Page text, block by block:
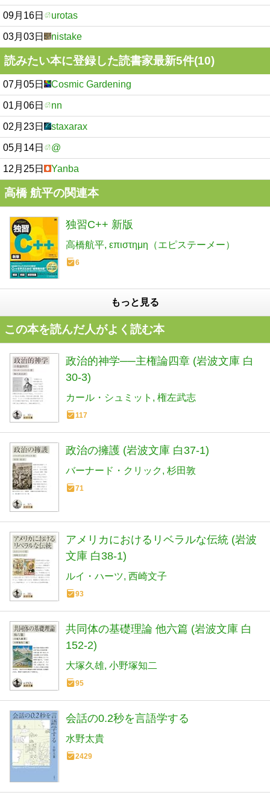
09月16日 urotas
03月03日 nistake
読みたい本に登録した読書家最新5件(10)
07月05日 Cosmic Gardening
01月06日 nn
02月23日 staxarax
05月14日 @
12月25日 Yanba
高橋 航平の関連本
独習C++ 新版
高橋航平 επιστημη（エピステーメー）
6
もっと見る
この本を読んだ人がよく読む本
政治的神学──主権論四章 (岩波文庫 白
30-3)
カール・シュミット 権左武志
117
政治の擁護 (岩波文庫 白37-1)
バーナード・クリック 杉田敦
71
アメリカにおけるリベラルな伝統 (岩波
文庫 白38-1)
ルイ・ハーツ 西崎文子
93
共同体の基礎理論 他六篇 (岩波文庫 白
152-2)
大塚久雄 小野塚知二
95
会話の0.2秒を言語学する
水野太貴
2429